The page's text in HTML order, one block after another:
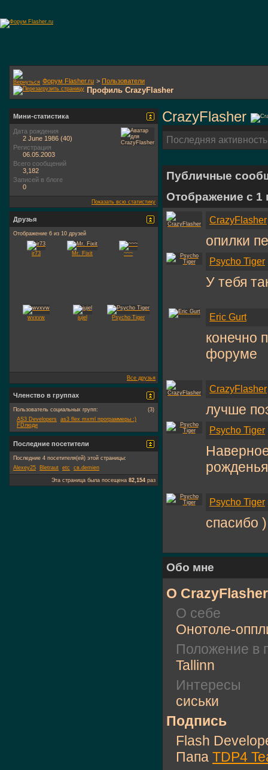
Форум Flasher.ru > Пользователи
Профиль CrazyFlasher
CrazyFlasher
Последняя
Публичные
Отображение с 1
CrazyFlasher
опилки
Psycho Tiger
У тебя
Eric Gurt
конечно
форуме
CrazyFlasher
лучше
Psycho Tiger
Psycho Tiger
спасибо )
Обо мне
О CrazyFlasher
О себе
Онотоле-
Положение в
Tallinn
Интересы
сиськи
Подпись
Flash
Папа TDP4
Мини-статистика
Дата рождения
2 June 1986 (40)
Регистрация
06.05.2003
Всего сообщений
3,182
Записей в блоге
0
Показать всю статистику
Друзья
Отображение 6 из 10 друзей
ir73 Mr. Fixit ~~~
wvxvw jujel Psycho Tiger
Все друзья
Членство в группах
(3)
Пользователь социальных групп:
AS3 Developers
as3 flex mxml программеры :)
FDлюди
Последние посетители
Последние 4 посетителя(ей) этой страницы:
Alexey25
Bletraut etc св.demien
Эта страница была посещена 82,154 раз